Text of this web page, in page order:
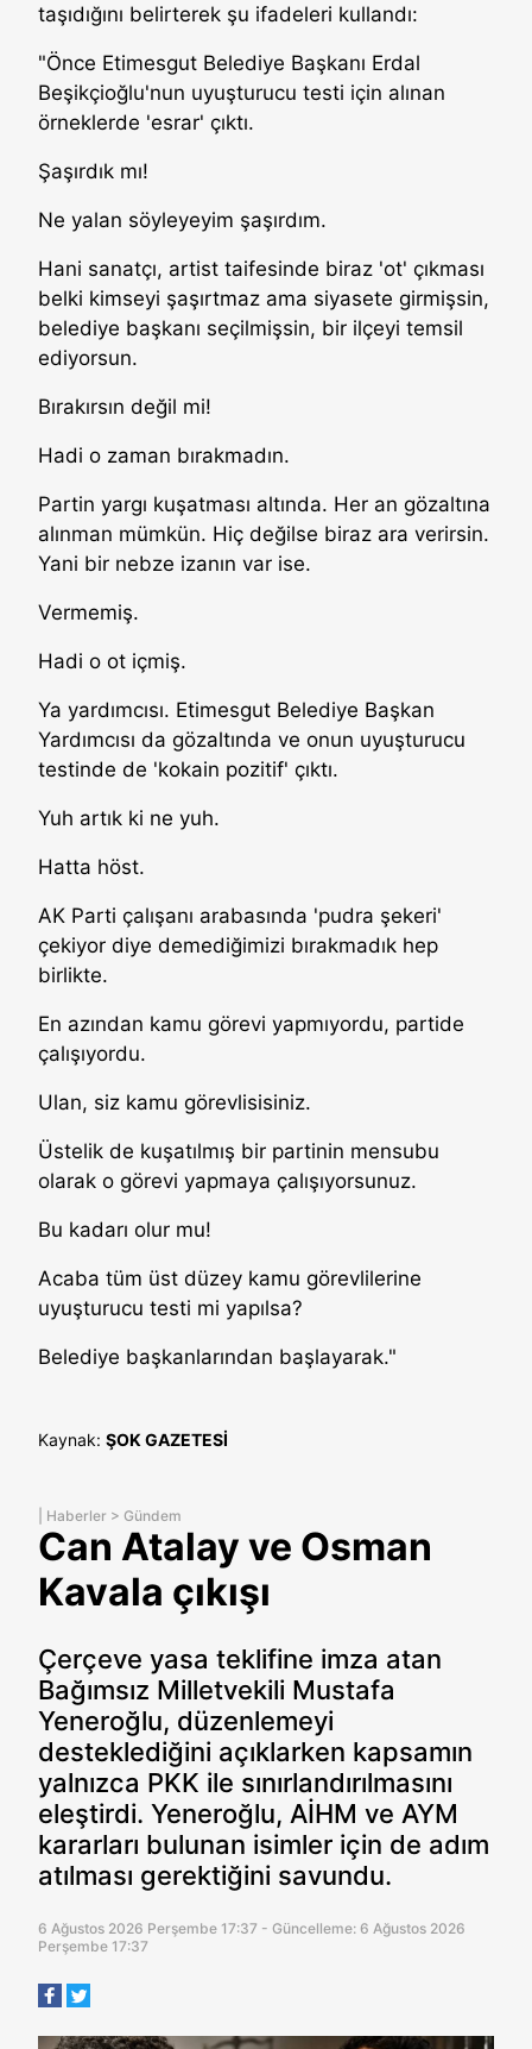
taşıdığını belirterek şu ifadeleri kullandı:
"Önce Etimesgut Belediye Başkanı Erdal
Beşikçioğlu'nun uyuşturucu testi için alınan
örneklerde 'esrar' çıktı.
Şaşırdık mı!
Ne yalan söyleyeyim şaşırdım.
Hani sanatçı, artist taifesinde biraz 'ot' çıkması
belki kimseyi şaşırtmaz ama siyasete girmişsin,
belediye başkanı seçilmişsin, bir ilçeyi temsil
ediyorsun.
Bırakırsın değil mi!
Hadi o zaman bırakmadın.
Partin yargı kuşatması altında. Her an gözaltına
alınman mümkün. Hiç değilse biraz ara verirsin.
Yani bir nebze izanın var ise.
Vermemiş.
Hadi o ot içmiş.
Ya yardımcısı. Etimesgut Belediye Başkan
Yardımcısı da gözaltında ve onun uyuşturucu
testinde de 'kokain pozitif' çıktı.
Yuh artık ki ne yuh.
Hatta höst.
AK Parti çalışanı arabasında 'pudra şekeri'
çekiyor diye demediğimizi bırakmadık hep
birlikte.
En azından kamu görevi yapmıyordu, partide
çalışıyordu.
Ulan, siz kamu görevlisisiniz.
Üstelik de kuşatılmış bir partinin mensubu
olarak o görevi yapmaya çalışıyorsunuz.
Bu kadarı olur mu!
Acaba tüm üst düzey kamu görevlilerine
uyuşturucu testi mi yapılsa?
Belediye başkanlarından başlayarak."
Kaynak: ŞOK GAZETESİ
Haberler > Gündem
Can Atalay ve Osman
Kavala çıkışı
Çerçeve yasa teklifine imza atan
Bağımsız Milletvekili Mustafa
Yeneroğlu, düzenlemeyi
desteklediğini açıklarken kapsamın
yalnızca PKK ile sınırlandırılmasını
eleştirdi. Yeneroğlu, AİHM ve AYM
kararları bulunan isimler için de adım
atılması gerektiğini savundu.
6 Ağustos 2026 Perşembe 17:37 - Güncelleme: 6 Ağustos 2026
Perşembe 17:37